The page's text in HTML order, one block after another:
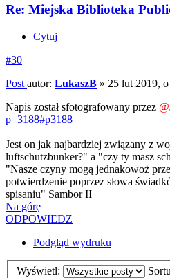
Re: Miejska Biblioteka
Cytuj
#30
Post autor: LukaszB » 25 lut 2019,
Napis został sfotografowany przez
p=3188#p3188
Jest on jak najbardziej związany z
luftschutzbunker?" a "czy ty masz
"Nasze czyny mogą jednakowoż
potwierdzenie poprzez słowa
spisaniu" Sambor II
Na górę
ODPOWIEDZ
Podgląd wydruku
Wyświetl: